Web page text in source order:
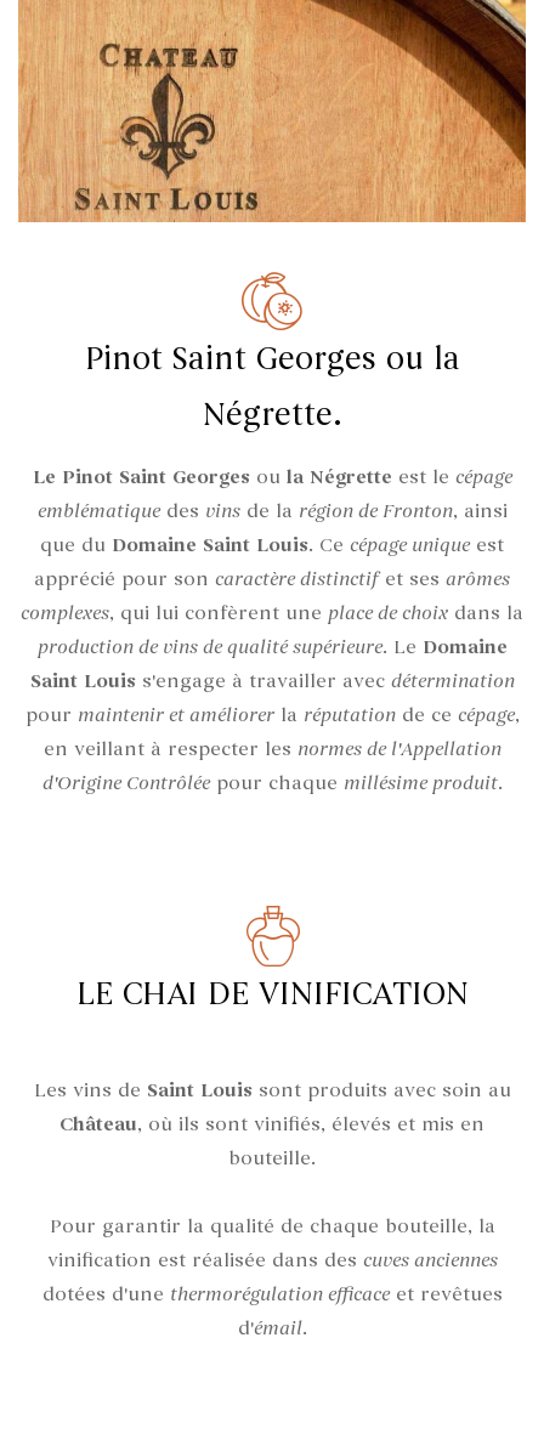
Pinot Saint Georges ou la
Négrette.
Le Pinot Saint Georgesou la Négrette est le cépage
emblématiquedes vinsde la région de Fronton, ainsi
que du Domaine Saint Louis. Ce cépage uniqueest
apprécié pour son caractère distinctifet ses arômes
complexes, qui lui confèrent une place de choix dans la
production de vins de qualité supérieure. Le Domaine
Saint Louiss'engage à travailler avec détermination
pour maintenir et améliorerla réputationde ce cépage,
en veillant à respecter les normes de l'Appellation
d'Origine Contrôléepour chaque millésime produit.
LE CHAI DE VINIFICATION
Les vins de Saint Louissont produits avec soin au
Château, où ils sont vinifiés, élevés et mis en
bouteille.
Pour garantir la qualité de chaque bouteille, la
vinification est réalisée dans des cuves anciennes
dotées d'une thermorégulation efficaceet revêtues
d'émail.